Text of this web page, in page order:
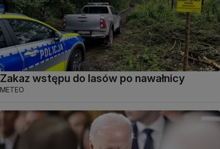
Zakaz wstępu do lasów po nawałnicy
METEO